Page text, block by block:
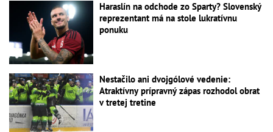
Haraslín na odchode zo Sparty? Slovenský
reprezentant má na stole lukratívnu
ponuku
Nestačilo ani dvojgólové vedenie:
Atraktívny prípravný zápas rozhodol obrat
v tretej tretine